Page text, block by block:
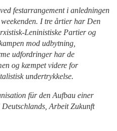
festarrangement i anledningen
I tre årtier har Den
Leninistiske Partier og
mod udbytning,
udfordringer har de
og kæmpet videre for
undertrykkelse.
für den Aufbau einer
Arbeit Zukunft